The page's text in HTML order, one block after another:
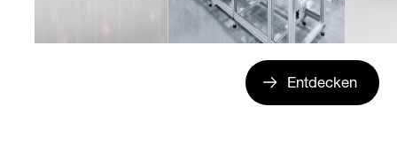
Entdecken